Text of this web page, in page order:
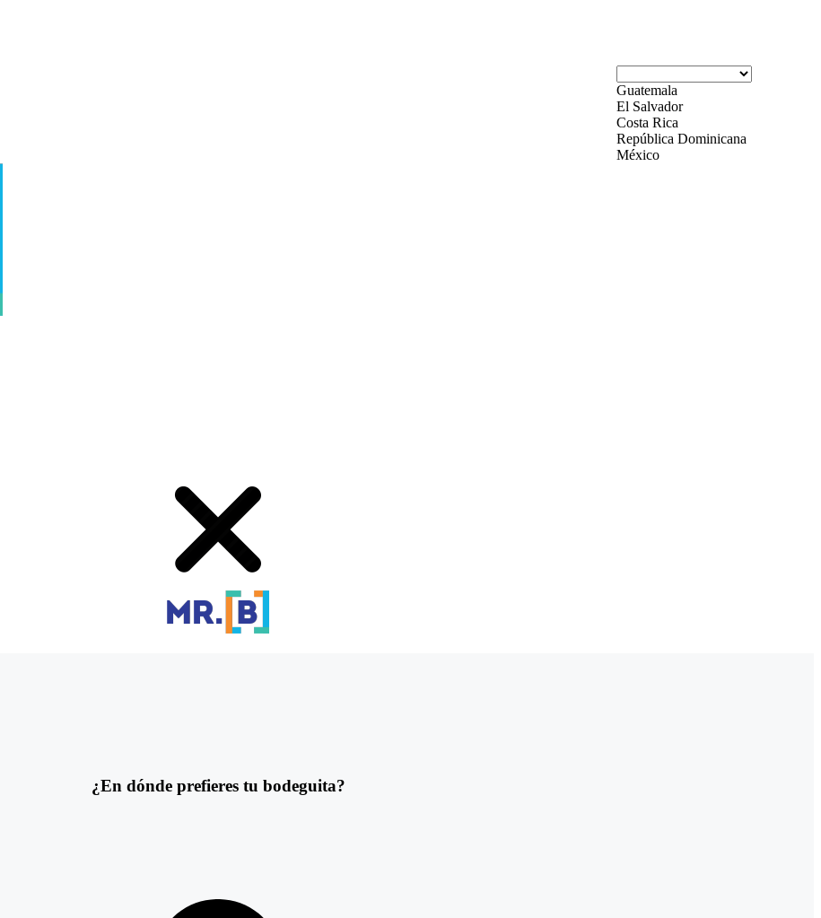
Guatemala
El Salvador
Costa Rica
República Dominicana
México
¿En dónde prefieres tu bodeguita?